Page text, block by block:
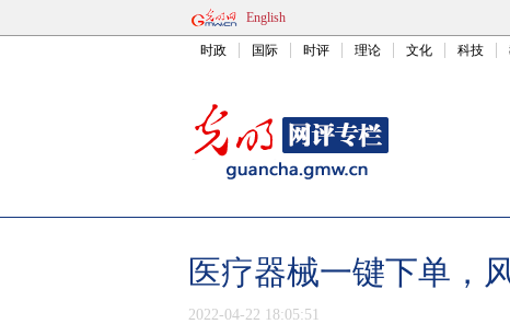
English
时政 国际 时评 理论 文化 科技
医疗器械一键下单，
2022-04-22 18:05:51